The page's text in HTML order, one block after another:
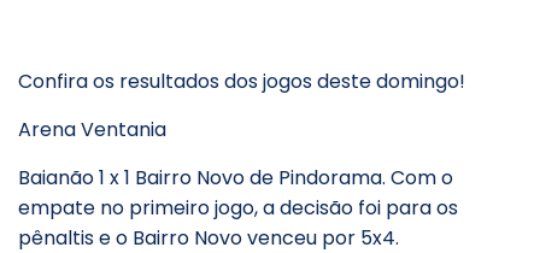
Confira os resultados dos jogos deste domingo!
Arena Ventania
Baianão 1 x 1 Bairro Novo de Pindorama. Com o
empate no primeiro jogo, a decisão foi para os
pênaltis e o Bairro Novo venceu por 5x4.